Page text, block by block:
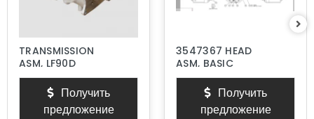
TRANSMISSION
ASM, LF90D
Получить
предложение
3547367 HEAD
ASM, BASIC
Получить
предложение